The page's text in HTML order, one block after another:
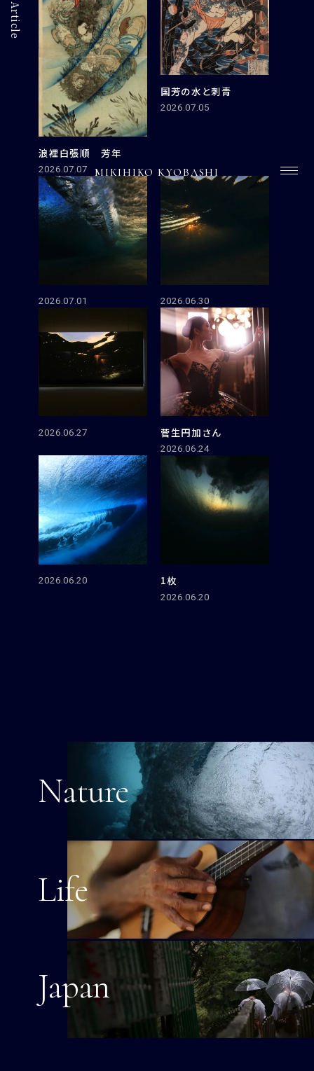
MIKIHIKO KYOBASHI
浪裡白張順 芳年
2026.07.07
国芳の水と刺青
2026.07.05
2026.07.01 2026.06.30
2026.06.27 菅生円加さん
2026.06.24
2026.06.20 1枚
2026.06.20
Nature
Life
Japan